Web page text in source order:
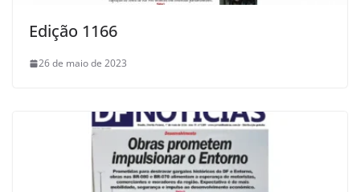
Edição 1166
26 de maio de 2023